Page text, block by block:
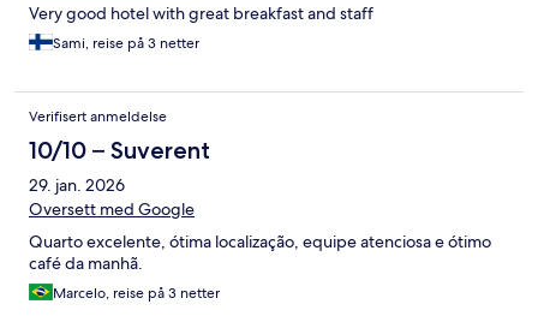
Very good hotel with great breakfast and staff
Sami, reise på 3 netter
Verifisert anmeldelse
10/10 – Suverent
29. jan. 2026
Oversett med Google
Quarto excelente, ótima localização, equipe atenciosa e ótimo
café da manhã.
Marcelo, reise på 3 netter